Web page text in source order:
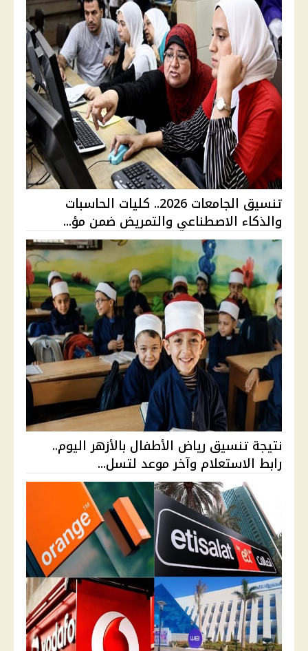
تنسيق الجامعات 2026.. كليات الحاسبات
والذكاء الاصطناعي والتمريض ضمن مؤ...
نتيجة تنسيق رياض الأطفال بالأزهر اليوم..
رابط الاستعلام وآخر موعد لتسل...